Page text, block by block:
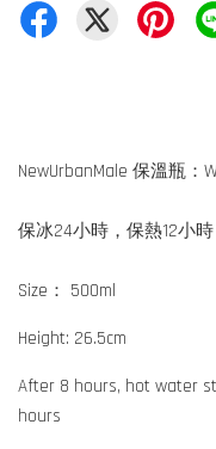
NewUrbanMale 保溫瓶
保冰24小時，保熱12小時
Size： 500ml
Height: 26.5cm
After 8 hours, hot water
hours